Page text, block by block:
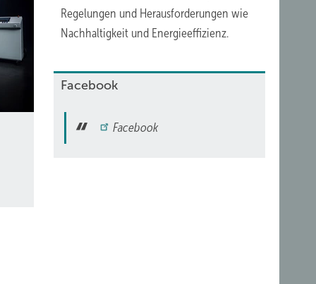
Regelungen und Herausforderungen wie
Nachhaltigkeit und Energieeffizienz.
Facebook
Facebook